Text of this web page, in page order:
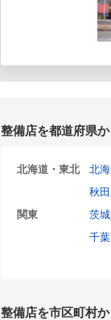
整備店を都道府県
北海道・東北 北
秋
関東
茨
千
整備店を市区町村